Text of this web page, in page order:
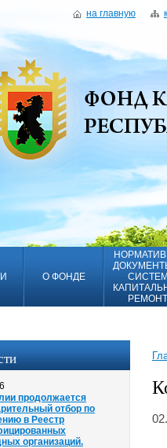
на главную
О ФОНДЕ
продолжается
отбор по
в Реестр
организаций.